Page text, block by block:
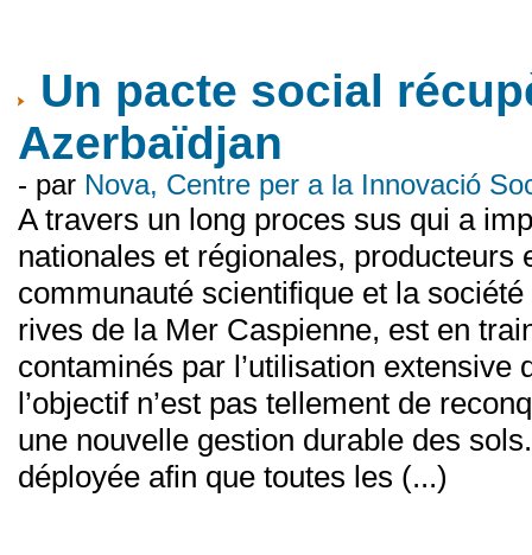
Un pacte social
Azerbaïdjan
- par Nova, Centre per a la Innovació
A travers un long proces sus qui a
nationales et régionales,
communauté scientifique et la
rives de la Mer Caspienne, est en
contaminés par l’utilisation
l’objectif n’est pas tellement de
une nouvelle gestion durable des
déployée afin que toutes les (...)